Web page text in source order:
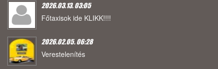
2026.03.13. 03:05
Főtaxisok ide KLIKK!!!!
2026.02.05. 06:28
Verestelenítés